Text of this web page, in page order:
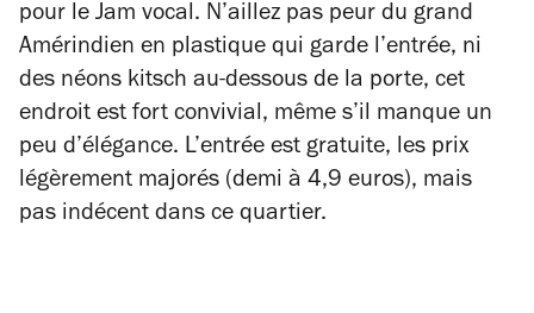
pour le Jam vocal. N’aillez pas peur du grand
Amérindien en plastique qui garde l’entrée, ni
des néons kitsch au-dessous de la porte, cet
endroit est fort convivial, même s’il manque un
peu d’élégance. L’entrée est gratuite, les prix
légèrement majorés (demi à 4,9 euros), mais
pas indécent dans ce quartier.